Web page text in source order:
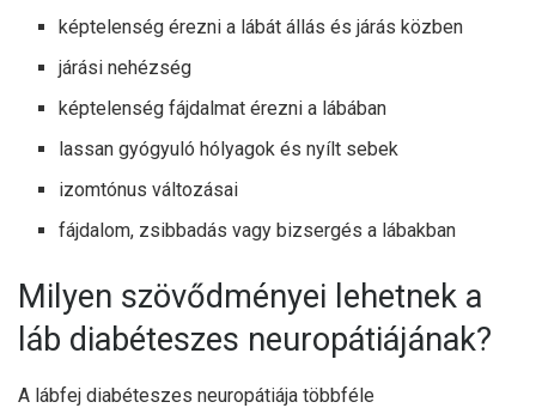
képtelenség érezni a lábát állás és járás közben
járási nehézség
képtelenség fájdalmat érezni a lábában
lassan gyógyuló hólyagok és nyílt sebek
izomtónus változásai
fájdalom, zsibbadás vagy bizsergés a lábakban
Milyen szövődményei lehetnek a
láb diabéteszes neuropátiájának?
A lábfej diabéteszes neuropátiája többféle